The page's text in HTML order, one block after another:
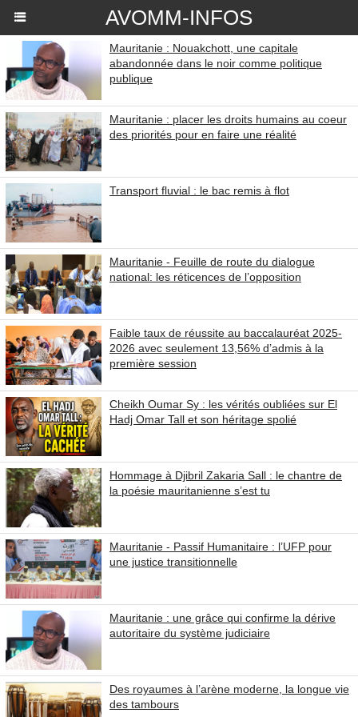
AVOMM-INFOS
Mauritanie : Nouakchott, une capitale
abandonnée dans le noir comme politique
publique
Mauritanie : placer les droits humains au coeur
des priorités pour en faire une réalité
Transport fluvial : le bac remis à flot
Mauritanie - Feuille de route du dialogue
national: les réticences de l’opposition
Faible taux de réussite au baccalauréat 2025-
2026 avec seulement 13,56% d’admis à la
première session
Cheikh Oumar Sy : les vérités oubliées sur El
Hadj Omar Tall et son héritage spolié
Hommage à Djibril Zakaria Sall : le chantre de
la poésie mauritanienne s’est tu
Mauritanie - Passif Humanitaire : l’UFP pour
une justice transitionnelle
Mauritanie : une grâce qui confirme la dérive
autoritaire du système judiciaire
Des royaumes à l’arène moderne, la longue vie
des tambours